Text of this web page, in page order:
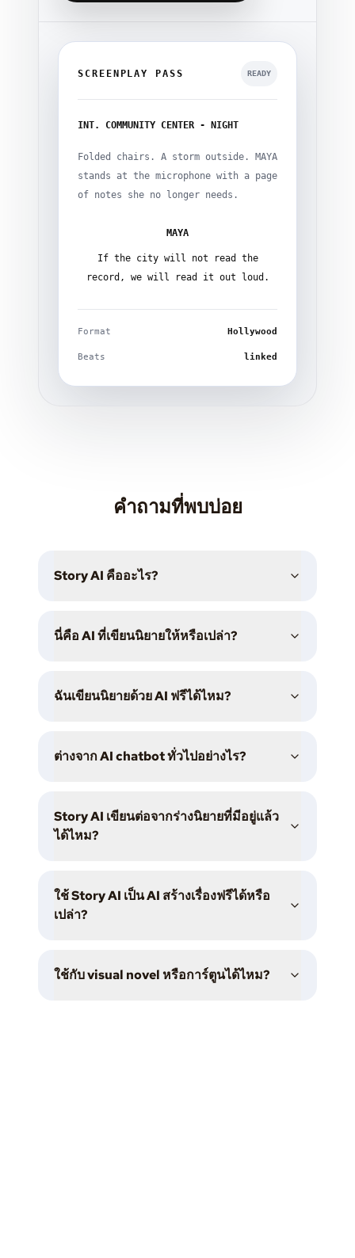
SCREENPLAY PASS READY
INT. COMMUNITY CENTER - NIGHT
Folded chairs. A storm outside. MAYA
stands at the microphone with a page
of notes she no longer needs.
MAYA
If the city will not read the
record, we will read it out loud.
Format Hollywood
Beats linked
คำถามที่พบบ่อย
Story AI คืออะไร?
นี่คือ AI ที่เขียนนิยายให้หรือเปล่า?
ฉันเขียนนิยายด้วย AI ฟรีได้ไหม?
ต่างจาก AI chatbot ทั่วไปอย่างไร?
Story AI เขียนต่อจากร่างนิยายที่มีอยู่แล้ว
ได้ไหม?
ใช้ Story AI เป็น AI สร้างเรื่องฟรีได้หรือ
เปล่า?
ใช้กับ visual novel หรือการ์ตูนได้ไหม?